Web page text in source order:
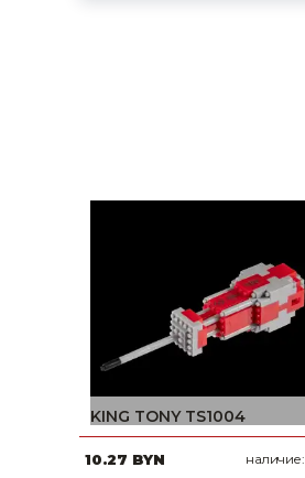
Садовый инструмент, вазоны, горшки и кашпо, теплицы,
Товары для дома
Сантехника
Автомобильные товары,
KING TONY TS1004
10.27 BYN наличие: